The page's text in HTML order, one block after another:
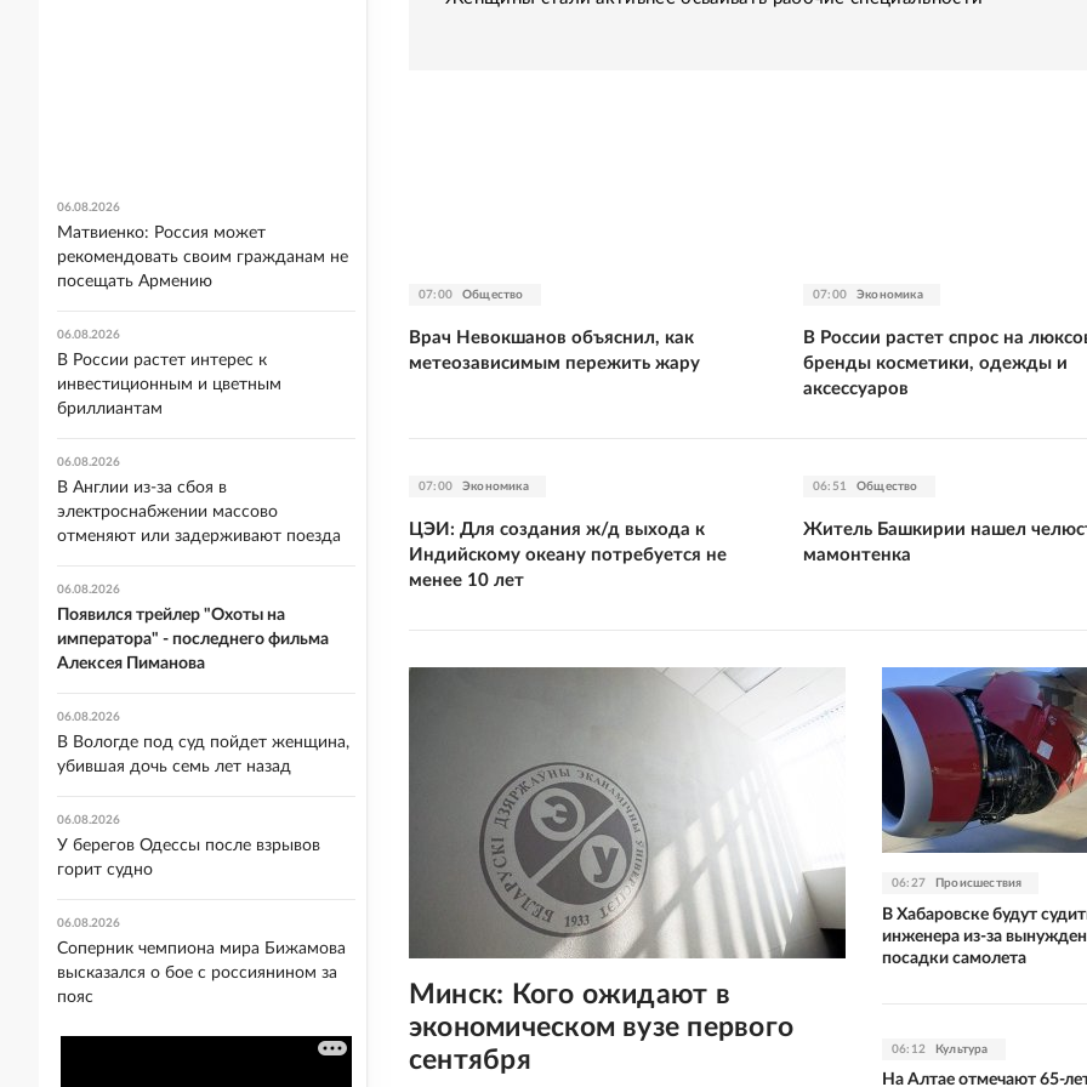
07:00 Общество
Врач Невокшанов объяснил, как
метеозависимым пережить жару
07:00 Экономика
В России растет спрос на
бренды косметики, одежды и
аксессуаров
07:00 Экономика
ЦЭИ: Для создания ж/д выхода к
Индийскому океану потребуется не
менее 10 лет
06:51 Общество
Житель Башкирии нашел
мамонтенка
Минск: Кого ожидают в
экономическом вузе первого
сентября
06:27 Происшествия
В Хабаровске будут
инженера из-за
посадки самолета
06:12 Культура
На Алтае отмечают 65-
06.08.2026
Матвиенко: Россия может
рекомендовать своим гражданам не
посещать Армению
06.08.2026
В России растет интерес к
инвестиционным и цветным
бриллиантам
06.08.2026
В Англии из-за сбоя в
электроснабжении массово
отменяют или задерживают поезда
06.08.2026
Появился трейлер "Охоты на
императора" - последнего фильма
Алексея Пиманова
06.08.2026
В Вологде под суд пойдет женщина,
убившая дочь семь лет назад
06.08.2026
У берегов Одессы после взрывов
горит судно
06.08.2026
Соперник чемпиона мира Бижамова
высказался о бое с россиянином за
пояс